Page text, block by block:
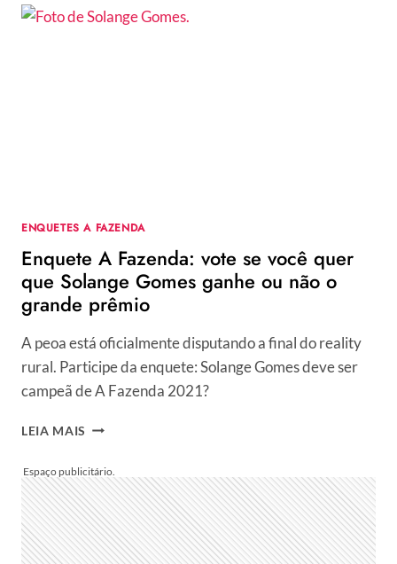
VOCÊ
FARIA
ENQUETES A FAZENDA
Enquete A Fazenda: vote se você quer
que Solange Gomes ganhe ou não o
grande prêmio
A peoa está oficialmente disputando a final do reality
rural. Participe da enquete: Solange Gomes deve ser
campeã de A Fazenda 2021?
LEIA MAIS ENQUETE
VOTE
SE
VOCÊ
QUER
QUE